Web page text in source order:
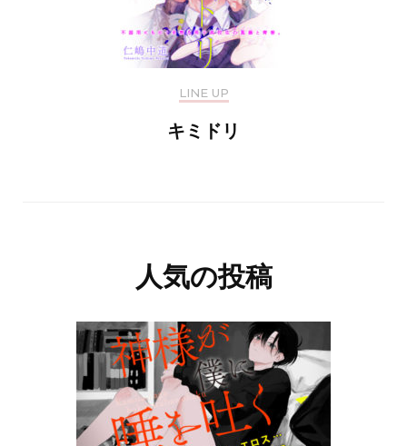
LINE UP
キミドリ
人気の投稿